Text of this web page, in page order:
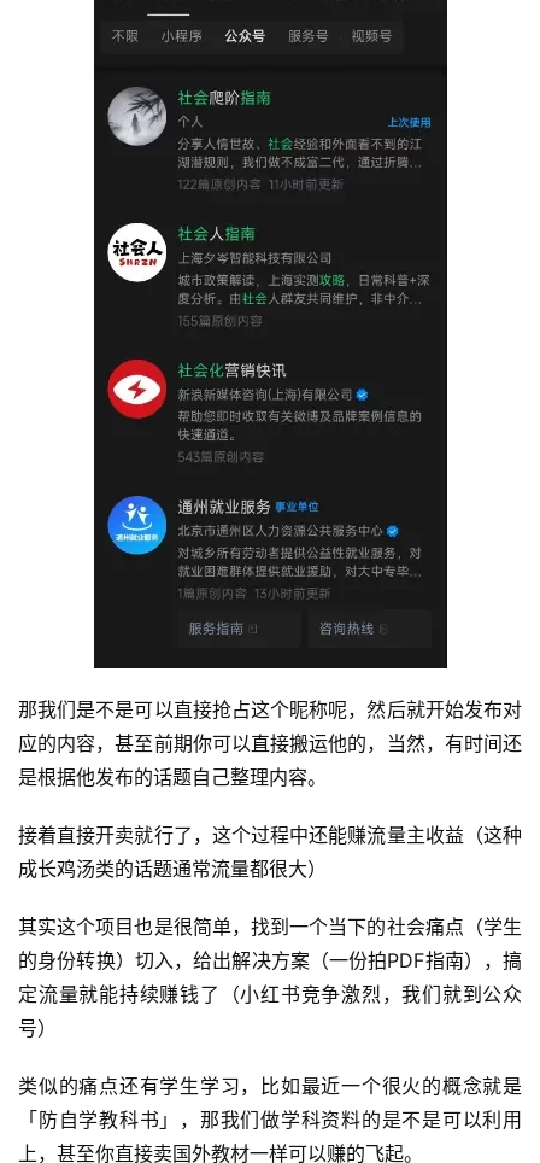
登录 注册
那我们是不是可以直接抢占这个昵称呢，然后就开始发布对
应的内容，甚至前期你可以直接搬运他的，当然，有时间还
是根据他发布的话题自己整理内容。
接着直接开卖就行了，这个过程中还能赚流量主收益（这种
成长鸡汤类的话题通常流量都很大）
其实这个项目也是很简单，找到一个当下的社会痛点（学生
的身份转换）切入，给出解决方案（一份拍PDF指南），搞
定流量就能持续赚钱了（小红书竞争激烈，我们就到公众
号）
类似的痛点还有学生学习，比如最近一个很火的概念就是
「防自学教科书」，那我们做学科资料的是不是可以利用
上，甚至你直接卖国外教材一样可以赚的飞起。